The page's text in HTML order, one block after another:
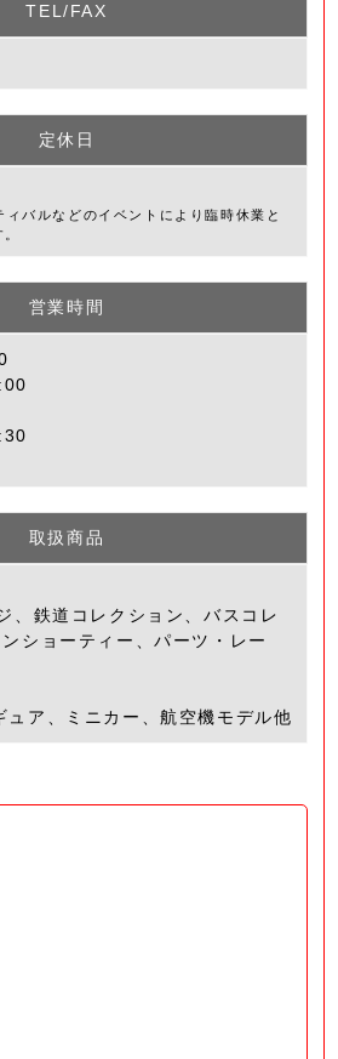
TEL/FAX
定休日
バルなどのイベントにより臨時休業と
営業時間
取扱商品
、鉄道コレクション、バスコレ
ショーティー、パーツ・レー
ュア、ミニカー、航空機モデル他